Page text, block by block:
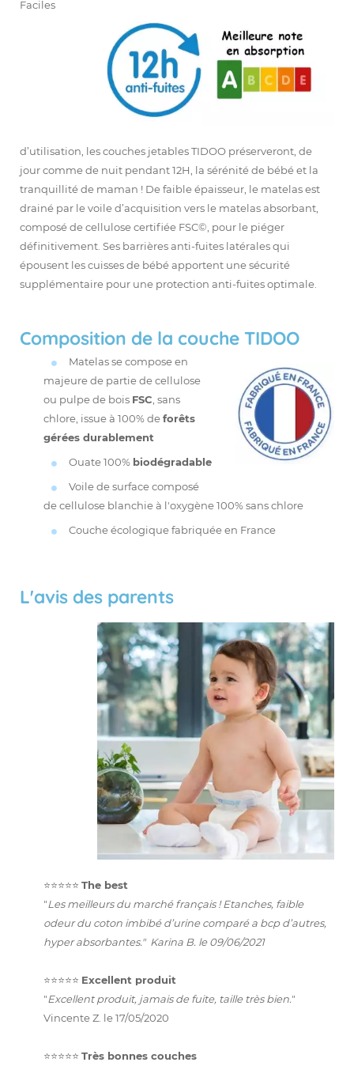
Faciles
d’utilisation, les couches jetables TIDOO préserveront, de
jour comme de nuit pendant 12H, la sérénité de bébé et la
tranquillité de maman ! De faible épaisseur, le matelas est
drainé par le voile d’acquisition vers le matelas absorbant,
composé de cellulose certifiée FSC©, pour le piéger
définitivement. Ses barrières anti-fuites latérales qui
épousent les cuisses de bébé apportent une sécurité
supplémentaire pour une protection anti-fuites optimale.
Composition de la couche TIDOO
Matelas se compose en
majeure de partie de cellulose
ou pulpe de bois FSC , sans
chlore, issue à 100% deforêts
gérées durablement
Ouate 100% biodégradable
Voile de surface composé
de cellulose blanchie à l'oxygène 100% sans chlore
Couche écologique fabriquée en France
L'avis des parents
⭐️⭐️⭐️⭐️⭐️ The best
"Les meilleurs du marché français ! Etanches, faible
odeur du coton imbibé d’urine comparé a bcp d’autres,
hyper absorbantes." Karina B. le 09/06/2021
⭐️⭐️⭐️⭐️⭐️ Excellent produit
"Excellent produit, jamais de fuite, taille très bien."
Vincente Z. le 17/05/2020
⭐️⭐️⭐️⭐️⭐️ Très bonnes couches